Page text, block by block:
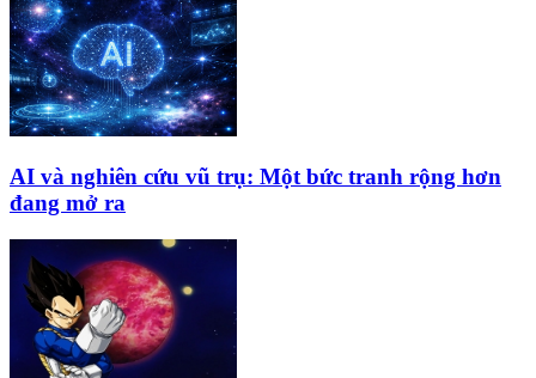
AI và nghiên cứu vũ trụ: Một bức tranh rộng hơn
đang mở ra